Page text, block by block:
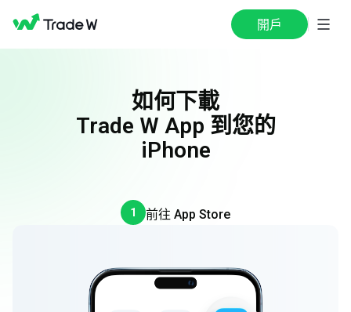
開戶
如何下載
Trade W App 到您的
iPhone
1 前往 App Store